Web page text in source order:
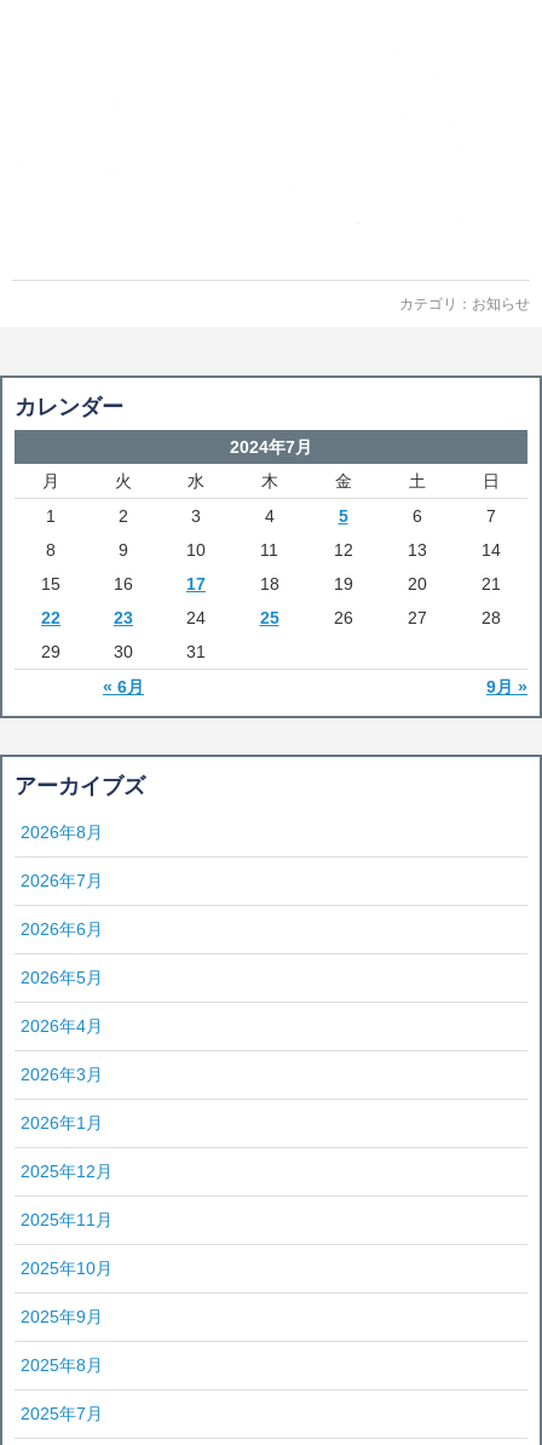
カテゴリ： お知らせ
カレンダー
2024年7月
月
火 水 木 金 土 日
« 6月 9月 »
1 2 3 4 5 6
7
8
9 10 11 12 13
14
15
16 17 18 19 20
21
22
23 24 25 26 27
28
29
30 31
アーカイブズ
2026年8月
2026年7月
2026年6月
2026年5月
2026年4月
2026年3月
2026年1月
2025年12月
2025年11月
2025年10月
2025年9月
2025年8月
2025年7月